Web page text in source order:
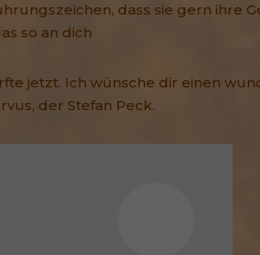
dass sie gern ihre
so an dich
jetzt. Ich wünsche dir einen
der Stefan Peck.